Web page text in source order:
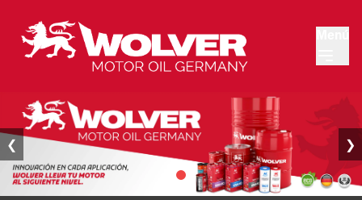
❮ ❯